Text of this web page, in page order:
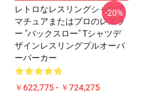
レトロなレスリングシャツア
マチュアまたはプロのレスラ
ー "バックスロー" Tシャツデ
ザインレスリングプルオーバ
ーパーカー
￥622,775 - ￥724,275
-20%